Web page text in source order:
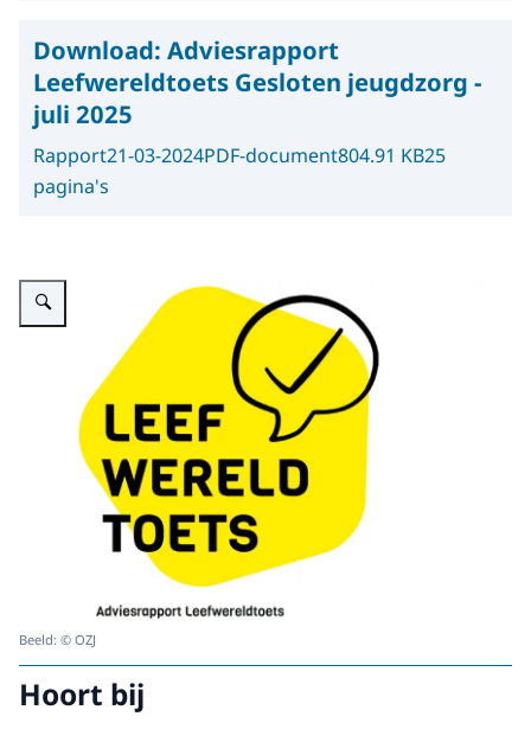
Download: Adviesrapport
Leefwereldtoets Gesloten jeugdzorg -
juli 2025
Rapport21-03-2024PDF-document804.91 KB25
pagina's
Vergroot afbeelding Afbeelding van adviesrapport leefwereldtoets
Beeld: © OZJ
Hoort bij